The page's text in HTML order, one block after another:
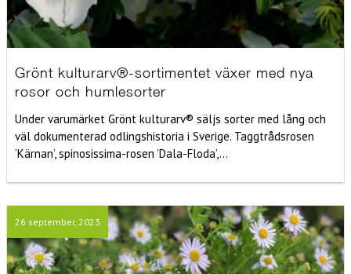
Grönt kulturarv®-sortimentet växer med nya
rosor och humlesorter
Under varumärket Grönt kulturarv® säljs sorter med lång och
väl dokumenterad odlingshistoria i Sverige. Taggtrådsrosen
’Kärnan’, spinosissima-rosen ’Dala-Floda’,...
26 september, 2023